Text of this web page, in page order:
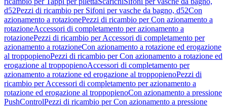
d52Pezzi di ricambio per Sifoni per vasche da bagno, d52Con
azionamento a rotazionePezzi di ricambio per Con azionamento a
rotazioneAccessori di completamento per azionamento a
rotazionePezzi di ricambio per Accessori di completamento per
azionamento a rotazioneCon azionamento a rotazione ed erogazione
al troppopienoPezzi di ricambio per Con azionamento a rotazione ed
erogazione al troppopienoAccessori di completamento per
azionamento a rotazione ed erogazione al troppopienoPezzi di
ricambio per Accessori di completamento per azionamento a
rotazione ed erogazione al troppopienoCon azionamento a pressione
PushControlPezzi di ricambio per Con azionamento a pressione